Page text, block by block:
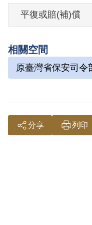
2000年9月經第
過予以補償。
織，且本案亦
君參加叛亂組
2018年12月經
平復或賠(補)償
相關空間
原臺灣省保安司令
分享 列印